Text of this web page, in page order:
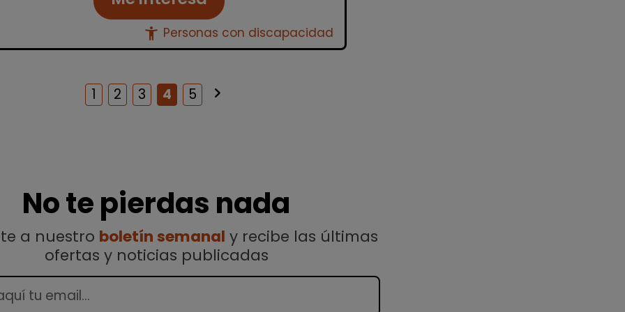
accessibility_new Personas con discapacidad
1 2 3 4 5 keyboard_arrow_right
No te pierdas nada
a nuestro boletín semanal y recibe las últimas
ofertas y noticias publicadas